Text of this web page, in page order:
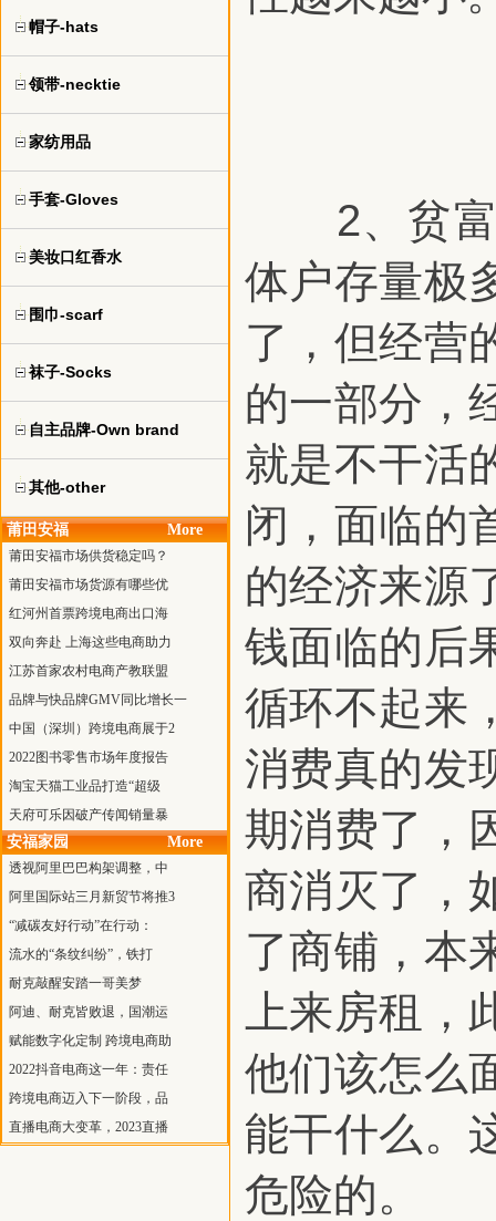
帽子-hats
领带-necktie
家纺用品
手套-Gloves
美妆口红香水
围巾-scarf
袜子-Socks
自主品牌-Own brand
其他-other
莆田安福 More
莆田安福市场供货稳定吗？
莆田安福市场货源有哪些优
红河州首票跨境电商出口海
双向奔赴 上海这些电商助力
江苏首家农村电商产教联盟
品牌与快品牌GMV同比增长一
中国（深圳）跨境电商展于2
2022图书零售市场年度报告
淘宝天猫工业品打造“超级
天府可乐因破产传闻销量暴
安福家园 More
透视阿里巴巴构架调整，中
阿里国际站三月新贸节将推3
“减碳友好行动”在行动：
流水的“条纹纠纷”，铁打
耐克敲醒安踏一哥美梦
阿迪、耐克皆败退，国潮运
赋能数字化定制 跨境电商助
2022抖音电商这一年：责任
跨境电商迈入下一阶段，品
直播电商大变革，2023直播
2、贫富
体户存量极
了，但经营
的一部分，
就是不干活
闭，面临的
的经济来源
钱面临的后
循环不起来
消费真的发
期消费了，
商消灭了，
了商铺，本
上来房租
他们该怎么
能干什么。
危险的。